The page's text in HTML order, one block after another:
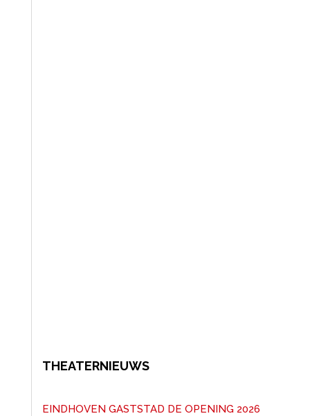
THEATERNIEUWS
EINDHOVEN GASTSTAD DE OPENING 2026